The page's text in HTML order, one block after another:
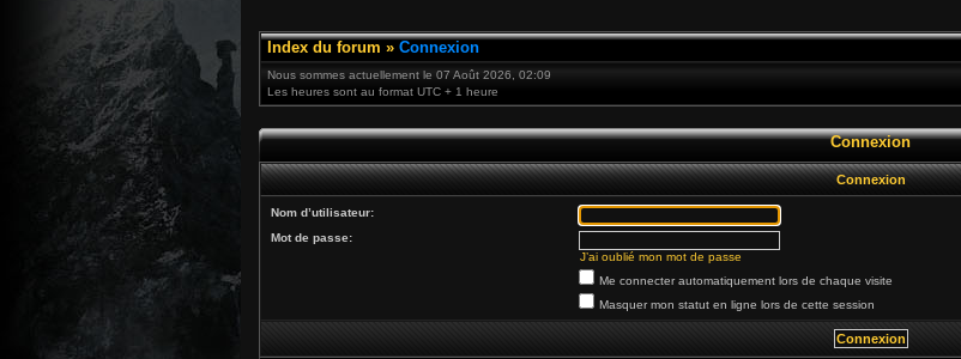
Index du forum » Connexion
Nous sommes actuellement le 07 Août 2026, 02:09
Les heures sont au format UTC + 1 heure
Connexion
Connexion
Nom d’utilisateur:
Mot de passe:
J’ai oublié mon mot de passe
Me connecter automatiquement lors de chaque visite
Masquer mon statut en ligne lors de cette session